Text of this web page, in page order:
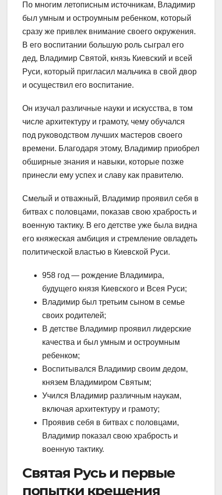
По многим летописным источникам, Владимир
был умным и остроумным ребенком, который
сразу же привлек внимание своего окружения.
В его воспитании большую роль сыграл его
дед, Владимир Святой, князь Киевский и всей
Руси, который пригласил мальчика в свой двор
и осуществил его воспитание.
Он изучал различные науки и искусства, в том
числе архитектуру и грамоту, чему обучался
под руководством лучших мастеров своего
времени. Благодаря этому, Владимир приобрел
обширные знания и навыки, которые позже
принесли ему успех и славу как правителю.
Смелый и отважный, Владимир проявил себя в
битвах с половцами, показав свою храбрость и
военную тактику. В его детстве уже была видна
его княжеская амбиция и стремление овладеть
политической властью в Киевской Руси.
958 год — рождение Владимира,
будущего князя Киевского и Всея Руси;
Владимир был третьим сыном в семье
своих родителей;
В детстве Владимир проявил лидерские
качества и был умным и остроумным
ребенком;
Воспитывался Владимир своим дедом,
князем Владимиром Святым;
Учился Владимир различным наукам,
включая архитектуру и грамоту;
Проявив себя в битвах с половцами,
Владимир показал свою храбрость и
военную тактику.
Святая Русь и первые
попытки крещения